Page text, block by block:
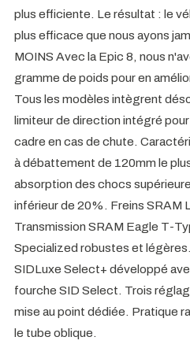
plus efficiente. Le résultat : le
plus efficace que nous ayons
MOINS Avec la Epic 8, nous
gramme de poids pour en
Tous les modèles intègrent
limiteur de direction intégré
cadre en cas de chute.
à débattement de 120mm le
absorption des chocs
inférieur de 20%. Freins SRAM
Transmission SRAM Eagle T-
Specialized robustes et
SIDLuxe Select+ développé
fourche SID Select. Trois
mise au point dédiée. Pratique
le tube oblique.